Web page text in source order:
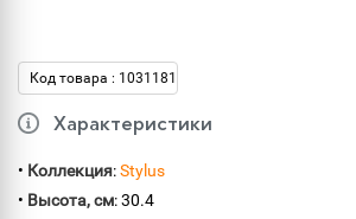
Код товара : 1031181
Характеристики
• Коллекция:Stylus
• Высота, см: 30.4